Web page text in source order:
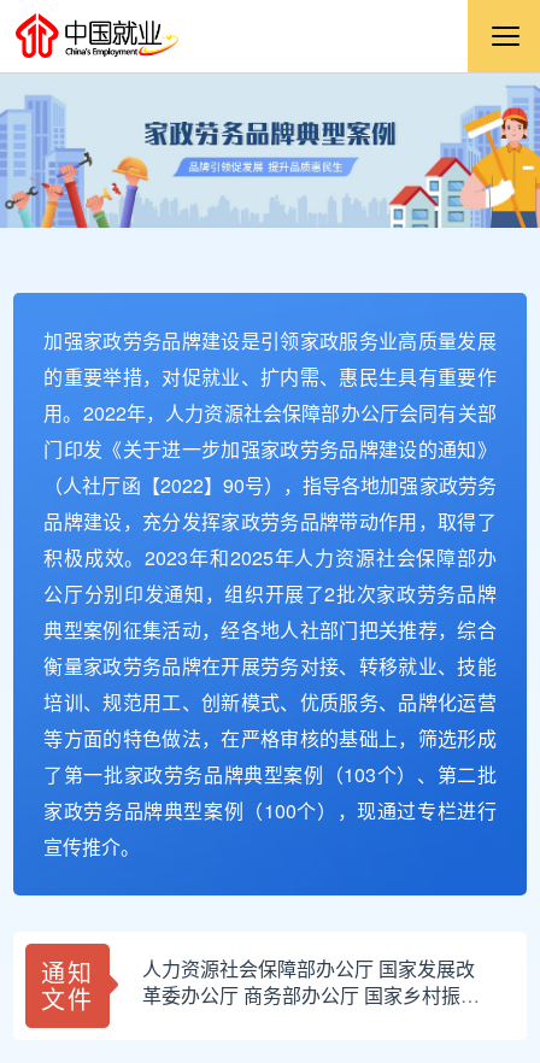
加强家政劳务品牌建设是引领家政服务业高质量发展
的重要举措，对促就业、扩内需、惠民生具有重要作
用。2022年，人力资源社会保障部办公厅会同有关部
门印发《关于进一步加强家政劳务品牌建设的通知》
（人社厅函【2022】90号），指导各地加强家政劳务
品牌建设，充分发挥家政劳务品牌带动作用，取得了
积极成效。2023年和2025年人力资源社会保障部办
公厅分别印发通知，组织开展了2批次家政劳务品牌
典型案例征集活动，经各地人社部门把关推荐，综合
衡量家政劳务品牌在开展劳务对接、转移就业、技能
培训、规范用工、创新模式、优质服务、品牌化运营
等方面的特色做法，在严格审核的基础上，筛选形成
了第一批家政劳务品牌典型案例（103个）、第二批
家政劳务品牌典型案例（100个），现通过专栏进行
宣传推介。
通知
文件
人力资源社会保障部办公厅 国家发展改
革委办公厅 商务部办公厅 国家乡村振兴